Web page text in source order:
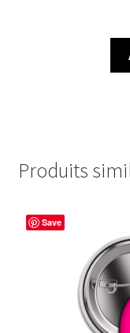
Produits
Save